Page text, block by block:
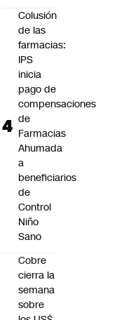
Colusión
de las
farmacias:
IPS
inicia
pago de
compensaciones
de
Farmacias
Ahumada
a
beneficiarios
de
Control
Niño
Sano
Cobre
cierra la
semana
sobre